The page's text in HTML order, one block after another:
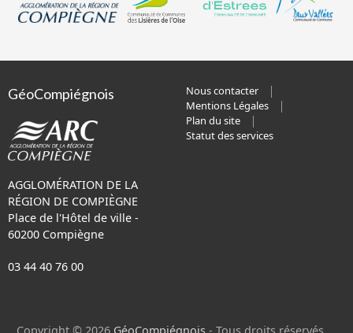
GéoCompiégnois
AGGLOMÉRATION DE LA
RÉGION DE COMPIÈGNE
Place de l'Hôtel de ville -
60200 Compiègne
03 44 40 76 00
Nous contacter
Mentions Légales
Plan du site
Statut des services